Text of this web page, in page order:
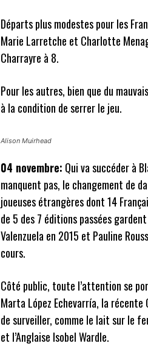
Départs plus modestes pour les
Marie Larretche et Charlotte
Charrayre à 8.
Pour les autres, bien que du
à la condition de serrer le jeu.
Alison Muirhead
04 novembre: Qui va succéder à
manquent pas, le changement de
joueuses étrangères dont 14
de 5 des 7 éditions passées
Valenzuela en 2015 et Pauline
cours.
Côté public, toute l’attention se
Marta López Echevarría, la récente
de surveiller, comme le lait sur le
et l’Anglaise Isobel Wardle.